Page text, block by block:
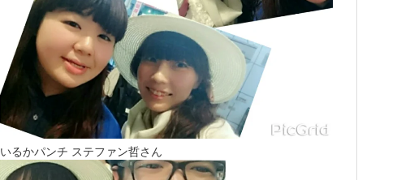
いるかパンチ ステファン哲さん